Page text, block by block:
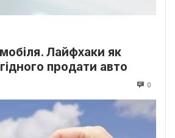
Лайфхаки як
продати авто
0